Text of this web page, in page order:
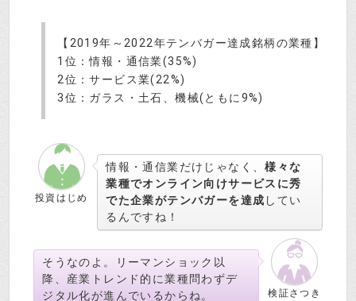
【2019年～2022年テンバガー達成銘柄の業種】
1位：情報・通信業(35%)
2位：サービス業(22%)
3位：ガラス・土石、機械(ともに9%)
投資はじめ
情報・通信業だけじゃなく、様々な
業種でオンライン向けサービスに秀
でた企業がテンバガーを達成 してい
るんですね！
検証さつき
そうなのよ。リーマンショック以
降、産業トレンド的に業種問わずデ
ジタル化が進んでいるからね。